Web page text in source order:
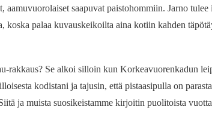
aamuvuorolaiset saapuvat paistohommiin. Jarno
koska palaa kuvauskeikoilta aina kotiin kahden
rakkaus? Se alkoi silloin kun Korkeavuorenkadun
kodistani ja tajusin, että pistaasipulla on
ja muista suosikeistamme kirjoitin puolitoista